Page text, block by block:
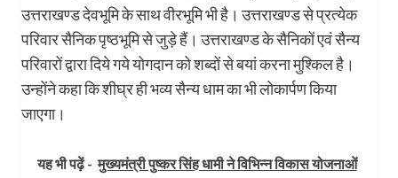
उत्तराखण्ड देवभूमि के साथ वीरभूमि भी है। उत्तराखण्ड से प्रत्येक
परिवार सैनिक पृष्ठभूमि से जुड़े हैं। उत्तराखण्ड के सैनिकों एवं सैन्य
परिवारों द्वारा दिये गये योगदान को शब्दों से बयां करना मुश्किल है।
उन्होंने कहा कि शीघ्र ही भव्य सैन्य धाम का भी लोकार्पण किया
जाएगा।
यह भी पढ़ें - मुख्यमंत्री पुष्कर सिंह धामी ने विभिन्न विकास योजनाओं